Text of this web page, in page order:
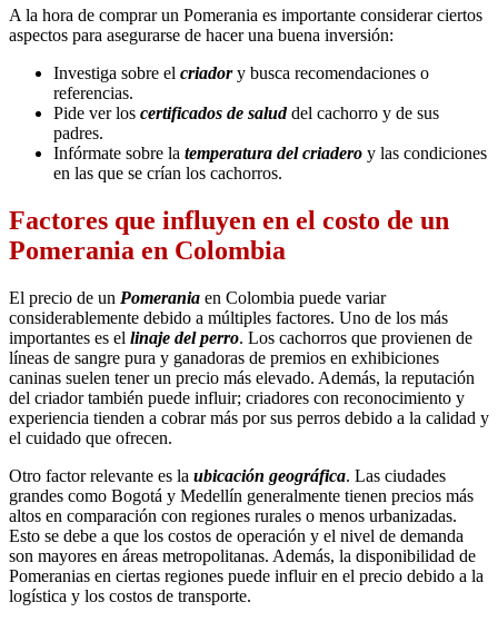
A la hora de comprar un Pomerania es importante considerar ciertos
aspectos para asegurarse de hacer una buena inversión:
Investiga sobre el criadory busca recomendaciones o
referencias.
Pide ver los certificados de saluddel cachorro y de sus
padres.
Infórmate sobre la temperatura del criadero y las condiciones
en las que se crían los cachorros.
Factores que influyen en el costo de un
Pomerania en Colombia
El precio de un Pomerania en Colombia puede variar
considerablemente debido a múltiples factores. Uno de los más
importantes es el linaje del perro. Los cachorros que provienen de
líneas de sangre pura y ganadoras de premios en exhibiciones
caninas suelen tener un precio más elevado. Además, la reputación
del criador también puede influir; criadores con reconocimiento y
experiencia tienden a cobrar más por sus perros debido a la calidad y
el cuidado que ofrecen.
Otro factor relevante es la ubicación geográfica. Las ciudades
grandes como Bogotá y Medellín generalmente tienen precios más
altos en comparación con regiones rurales o menos urbanizadas.
Esto se debe a que los costos de operación y el nivel de demanda
son mayores en áreas metropolitanas. Además, la disponibilidad de
Pomeranias en ciertas regiones puede influir en el precio debido a la
logística y los costos de transporte.